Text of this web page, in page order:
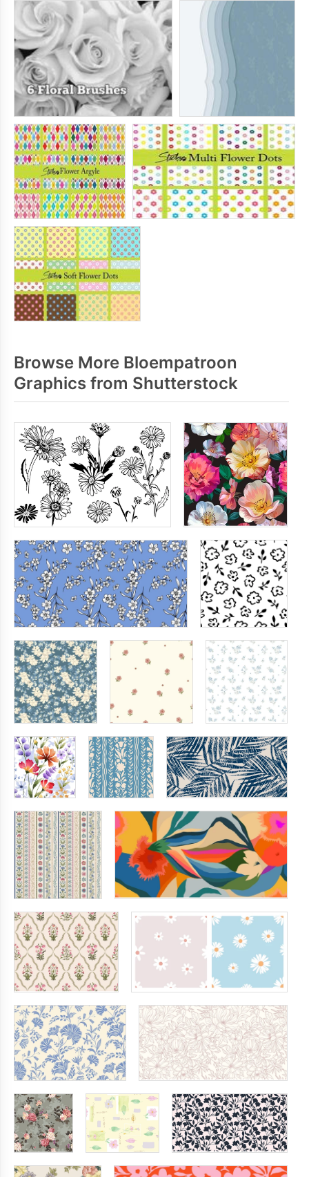
Browse More Bloempatroon
Graphics from Shutterstock